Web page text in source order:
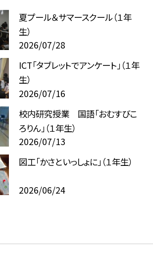
夏プール＆サマースクール（１年
生）
2026/07/28
ICT「タブレットでアンケート」（１年
生）
2026/07/16
校内研究授業 国語「おむすびこ
ろりん」（１年生）
2026/07/13
図工「かさといっしょに」（１年生）
2026/06/24